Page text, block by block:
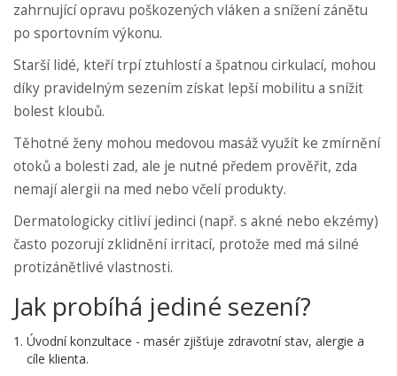
zahrnující opravu poškozených vláken a snížení zánětu
po sportovním výkonu.
Starší lidé, kteří trpí ztuhlostí a špatnou cirkulací, mohou
díky pravidelným sezením získat lepší mobilitu a snížit
bolest kloubů.
Těhotné ženy mohou medovou masáž využít ke zmírnění
otoků a bolesti zad, ale je nutné předem prověřit, zda
nemají alergii na med nebo včelí produkty.
Dermatologicky citliví jedinci (např. s akné nebo ekzémy)
často pozorují zklidnění irritací, protože med má silné
protizánětlivé vlastnosti.
Jak probíhá jediné sezení?
Úvodní konzultace - masér zjišťuje zdravotní stav, alergie a
cíle klienta.